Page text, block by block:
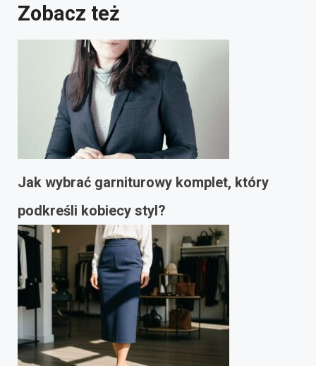
Zobacz też
Jak wybrać garniturowy komplet, który
podkreśli kobiecy styl?